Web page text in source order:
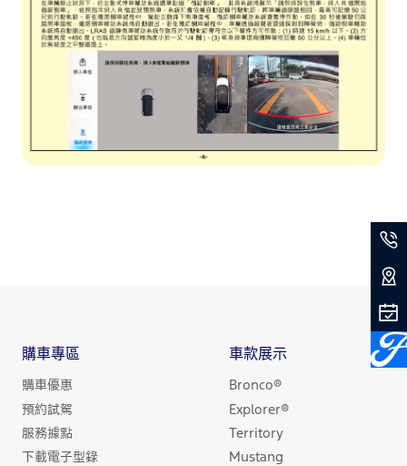
購車專區
購車優惠
預約試駕
服務據點
下載電子型錄
車款展示
Bronco®
Explorer®
Territory
Mustang